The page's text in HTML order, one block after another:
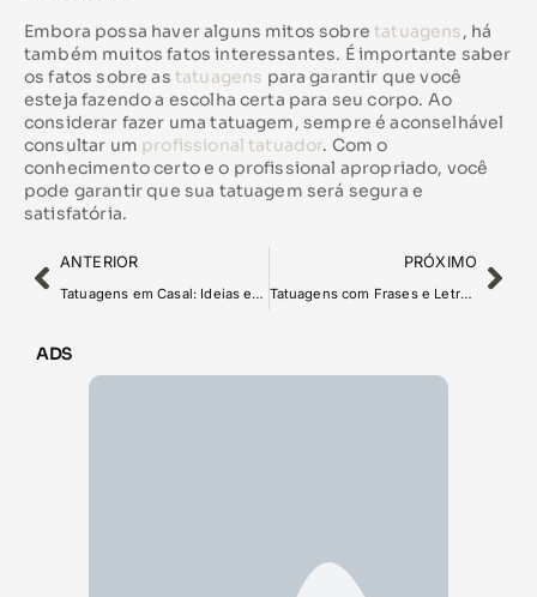
Embora possa haver alguns mitos sobre tatuagens, há
também muitos fatos interessantes. É importante saber
os fatos sobre as tatuagens para garantir que você
esteja fazendo a escolha certa para seu corpo. Ao
considerar fazer uma tatuagem, sempre é aconselhável
consultar um profissional tatuador. Com o
conhecimento certo e o profissional apropriado, você
pode garantir que sua tatuagem será segura e
satisfatória.
ANTERIOR
Tatuagens em Casal: Ideias e Inspirações para Comemorar o Amor
PRÓXIMO
Tatuagens com Frases e Letras: Dicas para Escolher a Fonte e o Texto Ideal
ADS